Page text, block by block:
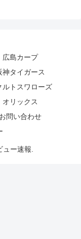
広島カープ
神タイガース
ルトスワローズ
オリックス
お問い合わせ
ー速報.